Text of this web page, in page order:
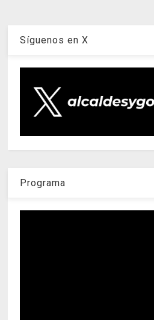
Síguenos en X
Programa